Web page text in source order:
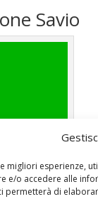
migliori esperienze,
e/o accedere alle
permetterà di
Savio